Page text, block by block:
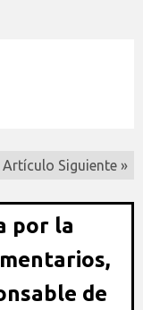
Artículo Siguiente »
por la
de